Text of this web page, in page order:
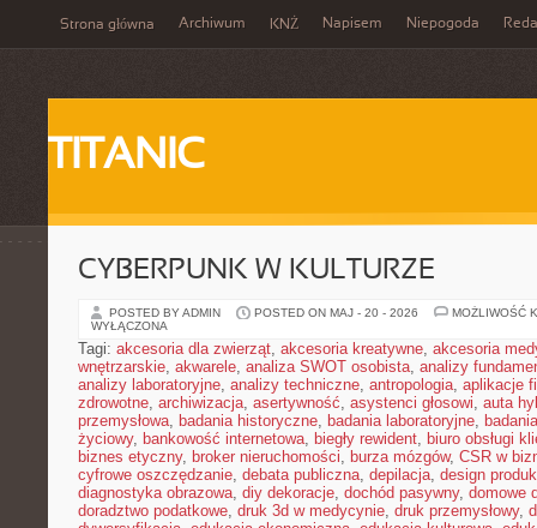
Strona główna Archiwum KNŻ Napisem Niepogoda
TITANIC
CYBERPUNK W KULTURZE
POSTED BY ADMIN POSTED ON MAJ - 20 - 2026
MOŻLIWOŚĆ
WYŁĄCZONA
Tagi: akcesoria dla zwierząt, akcesoria kreatywne, akcesoria
wnętrzarskie, akwarele, analiza SWOT osobista, analizy
analizy laboratoryjne, analizy techniczne, antropologia, aplikacje
zdrowotne, archiwizacja, asertywność, asystenci głosowi, auta
przemysłowa, badania historyczne, badania laboratoryjne,
życiowy, bankowość internetowa, biegły rewident, biuro obsługi
biznes etyczny, broker nieruchomości, burza mózgów, CSR w
cyfrowe oszczędzanie, debata publiczna, depilacja, design
diagnostyka obrazowa, diy dekoracje, dochód pasywny, domowe
doradztwo podatkowe, druk 3d w medycynie, druk przemysłowy,